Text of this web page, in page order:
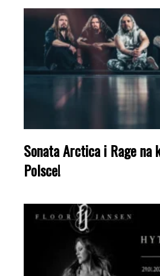
Sonata Arctica i Rage na
Polsce!